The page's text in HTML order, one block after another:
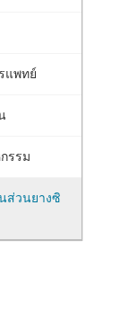
แพทย์
รรม
ส่วนยางซิ